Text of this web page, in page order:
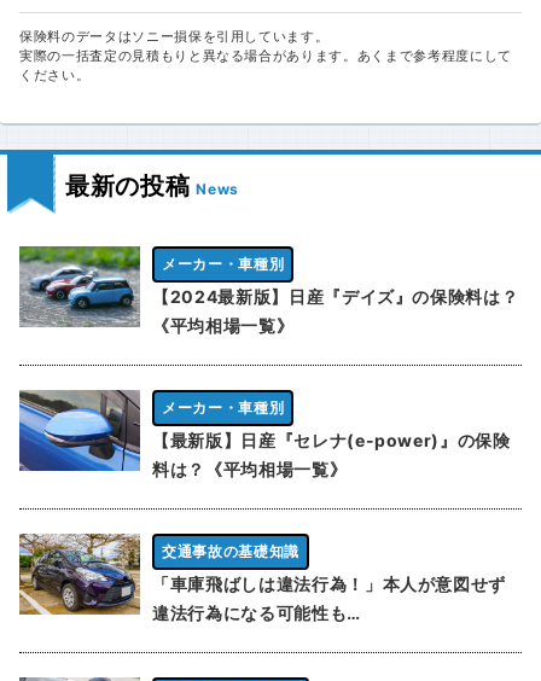
保険料のデータはソニー損保を引用しています。
実際の一括査定の見積もりと異なる場合があります。あくまで参考程度にして
ください。
最新の投稿 News
メーカー・車種別
【2024最新版】日産『デイズ』の保険料は？
《平均相場一覧》
メーカー・車種別
【最新版】日産『セレナ(e-power)』の保険
料は？《平均相場一覧》
交通事故の基礎知識
「車庫飛ばしは違法行為！」本人が意図せず
違法行為になる可能性も…